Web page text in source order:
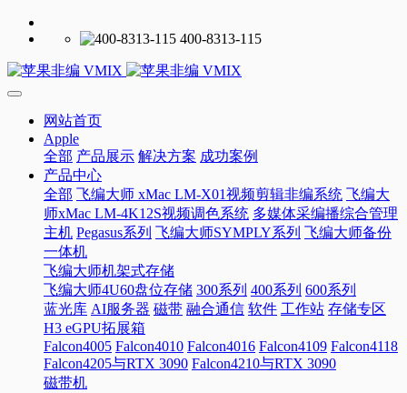
400-8313-115
网站首页
Apple
全部 产品展示 解决方案 成功案例
产品中心
全部 飞编大师 xMac LM-X01视频剪辑非编系统 飞编大
师xMac LM-4K12S视频调色系统 多媒体采编播综合管理
主机 Pegasus系列 飞编大师SYMPLY系列 飞编大师备份
一体机
飞编大师机架式存储
飞编大师4U60盘位存储 300系列 400系列 600系列
蓝光库 AI服务器 磁带 融合通信 软件 工作站 存储专区
H3 eGPU拓展箱
Falcon4005 Falcon4010 Falcon4016 Falcon4109 Falcon4118
Falcon4205与RTX 3090 Falcon4210与RTX 3090
磁带机